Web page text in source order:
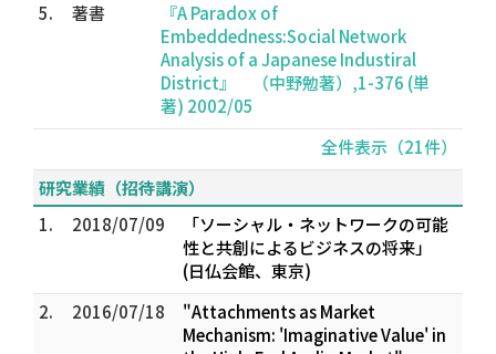
5.
著書
『A Paradox of
Embeddedness:Social Network
Analysis of a Japanese Industiral
District』 （中野勉著）,1-376 (単
著) 2002/05
全件表示（21件）
研究業績（招待講演）
1.
2018/07/09
「ソーシャル・ネットワークの可能
性と共創によるビジネスの将来」
(日仏会館、東京)
2.
2016/07/18
"Attachments as Market
Mechanism: 'Imaginative Value' in